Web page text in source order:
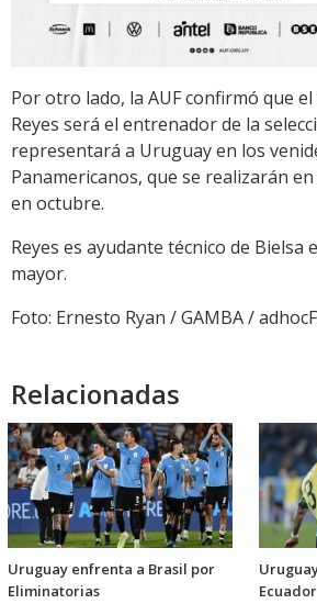
Por otro lado, la AUF confirmó que
Reyes será el entrenador de la
representará a Uruguay en los
Panamericanos, que se realizarán
en octubre.
Reyes es ayudante técnico de Bielsa
mayor.
Foto: Ernesto Ryan / GAMBA /
Relacionadas
Uruguay enfrenta a Brasil por
Eliminatorias
Ecuador